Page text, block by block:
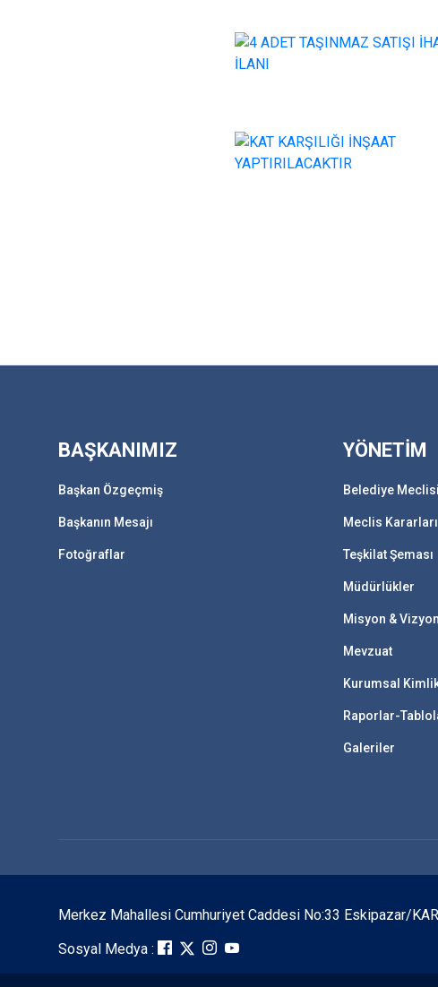
BAŞKANIMIZ
Başkan Özgeçmiş
Başkanın Mesajı
Fotoğraflar
YÖNETİM
Belediye Meclisi
Meclis Kararları
Teşkilat Şeması
Müdürlükler
Misyon & Vizyon
Mevzuat
Kurumsal
Raporlar-
Galeriler
Merkez Mahallesi Cumhuriyet Caddesi No:33 Eskipazar/
Sosyal Medya :